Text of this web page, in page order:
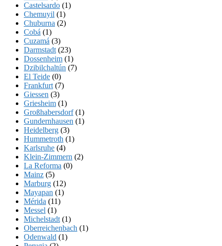
Castelsardo (1)
Chemuyil (1)
Chuburna (2)
Cobá (1)
Cuzamá (3)
Darmstadt (23)
Dossenheim (1)
Dzibilchaltún (7)
El Teide (0)
Frankfurt (7)
Giessen (3)
Griesheim (1)
Großhabersdorf(1)
Gundernhausen (1)
Heidelberg (3)
Hummetroth (1)
Karlsruhe (4)
Klein-Zimmern (2)
La Reforma (0)
Mainz (5)
Marburg (12)
Mayapan (1)
Mérida (11)
Messel (1)
Michelstadt (1)
Oberreichenbach (1)
Odenwald (1)